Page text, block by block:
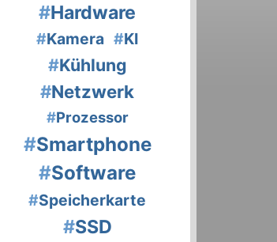
#Hardware
#Kamera #KI
#Kühlung
#Netzwerk
#Prozessor
#Smartphone
#Software
#Speicherkarte
#SSD